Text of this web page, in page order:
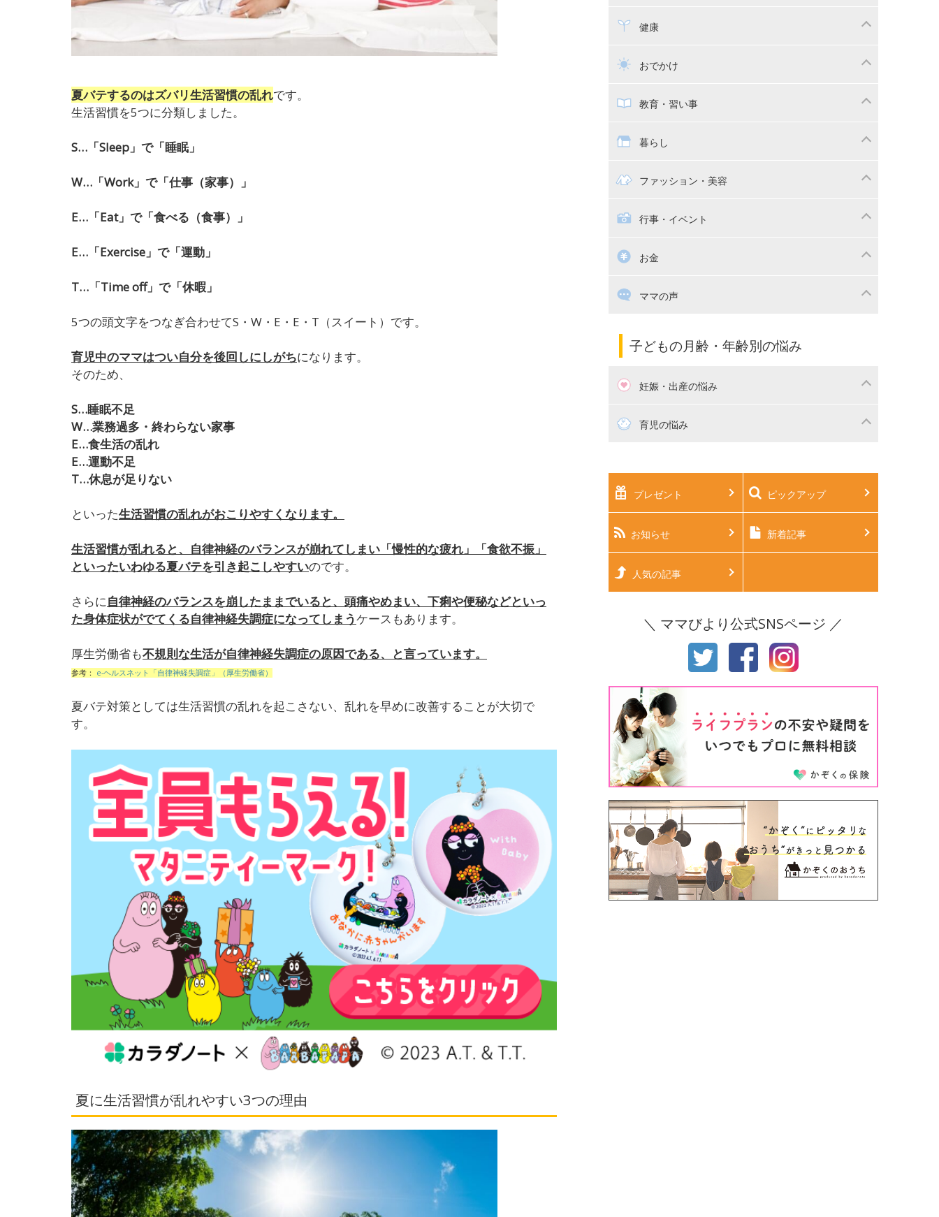
夏バテするのはズバリ生活習慣の乱れです。
生活習慣を5つに分類しました。
S…「Sleep」で「睡眠」
W…「Work」で「仕事（家事）」
E…「Eat」で「食べる（食事）」
E…「Exercise」で「運動」
T…「Time off」で「休暇」
5つの頭文字をつなぎ合わせてS・W・E・E・T（スイート）です。
育児中のママはつい自分を後回しにしがちになります。
そのため、
S…睡眠不足
W…業務過多・終わらない家事
E…食生活の乱れ
E…運動不足
T…休息が足りない
といった生活習慣の乱れがおこりやすくなります。
生活習慣が乱れると、自律神経のバランスが崩れてしまい「慢性的な疲れ」「食欲不振」
といったいわゆる夏バテを引き起こしやすいのです。
さらに自律神経のバランスを崩したままでいると、頭痛やめまい、下痢や便秘などといっ
た身体症状がでてくる自律神経失調症になってしまうケースもあります。
厚生労働省も不規則な生活が自律神経失調症の原因である、と言っています。
参考： e-ヘルスネット「自律神経失調症」（厚生労働省）
夏バテ対策としては生活習慣の乱れを起こさない、乱れを早めに改善することが大切で
す。
夏に生活習慣が乱れやすい3つの理由
寝かしつけ
トイトレ
離乳食健康
乳幼児健診・予防接種
おでかけ
子供とおでかけ
抱っこ紐
教育・習い事
教育・習い事
幼稚園
絵本
暮らし
ママの日常
家族関係・夫婦関係
掃除
ファッション・美容
子供の服・ファッション
行事・イベント
漫画
出産祝い・内祝い
お金
住宅購入ママの声
子育てコラム
子どもの月齢・年齢別の悩み
妊娠・出産の悩み
妊活 育児の悩み
生後2ヶ月 生後3ヶ月
生後4ヶ月 生後5ヶ月
生後6ヶ月
生後11ヶ月
3才 4才
5才 6才
プレゼント ピックアップ
お知らせ 新着記事
人気の記事
＼ ママびより公式SNSページ ／